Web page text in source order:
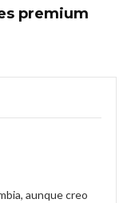
premium
aunque creo